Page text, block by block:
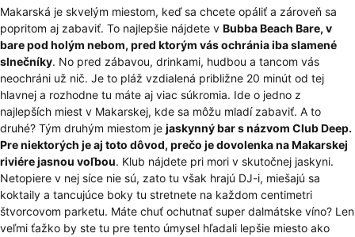
Makarská je skvelým miestom, keď sa chcete opáliť a zároveň sa
popritom aj zabaviť. To najlepšie nájdete v Bubba Beach Bare, v
bare pod holým nebom, pred ktorým vás ochránia iba slamené
slnečníky. No pred zábavou, drinkami, hudbou a tancom vás
neochráni už nič. Je to pláž vzdialená približne 20 minút od tej
hlavnej a rozhodne tu máte aj viac súkromia. Ide o jedno z
najlepších miest v Makarskej, kde sa môžu mladí zabaviť. A to
druhé? Tým druhým miestom je jaskynný bar s názvom Club Deep.
Pre niektorých je aj toto dôvod, prečo je dovolenka na Makarskej
riviére jasnou voľbou. Klub nájdete pri mori v skutočnej jaskyni.
Netopiere v nej síce nie sú, zato tu však hrajú DJ-i, miešajú sa
koktaily a tancujúce boky tu stretnete na každom centimetri
štvorcovom parketu. Máte chuť ochutnať super dalmátske víno? Len
veľmi ťažko by ste tu pre tento úmysel hľadali lepšie miesto ako